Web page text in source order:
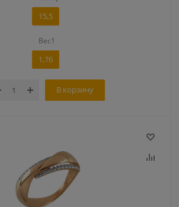
15,5
Вес1
1,76
В корзину